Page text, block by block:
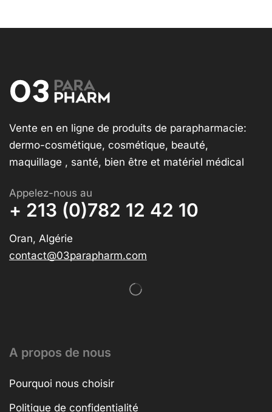
Vente en en ligne de produits de parapharmacie:
dermo-cosmétique, cosmétique, beauté,
maquillage , santé, bien être et matériel médical
Appelez-nous au
+ 213 (0)782 12 42 10
Oran, Algérie
contact@03parapharm.com
A propos de nous
Pourquoi nous choisir
Politique de confidentialité